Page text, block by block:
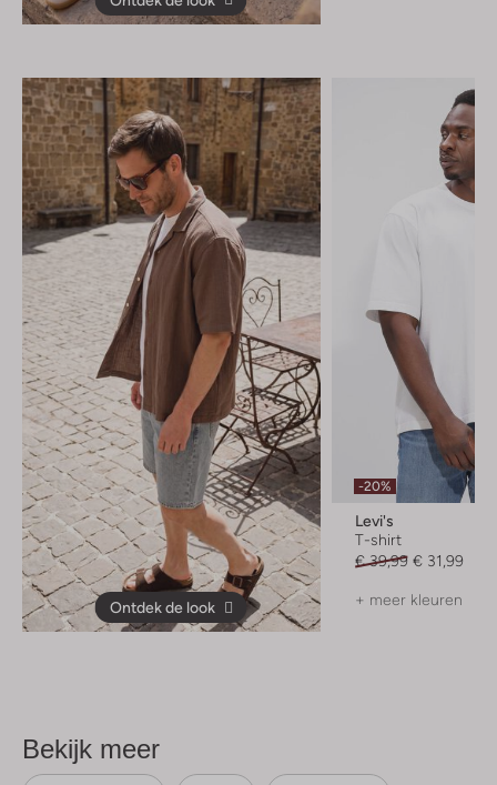
Ontdek de look
-20%
Levi's
T-shirt
€ 39,99 € 31,99
+ meer kleuren
Bekijk meer